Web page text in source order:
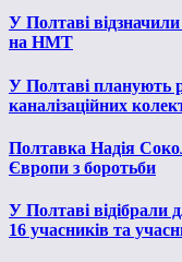
У Полтаві
на НМТ
У Полтаві планують
каналізаційних
Полтавка Надія
Європи з боротьби
У Полтаві відібрали
16 учасників та